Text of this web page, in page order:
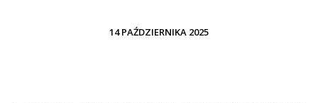
14 PAŹDZIERNIKA 2025